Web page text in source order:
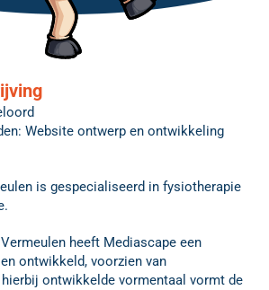
Website ontwerp en ontwikkeling
is gespecialiseerd in fysiotherapie
heeft Mediascape een
ontwikkeld, voorzien van
hierbij ontwikkelde vormentaal vormt de